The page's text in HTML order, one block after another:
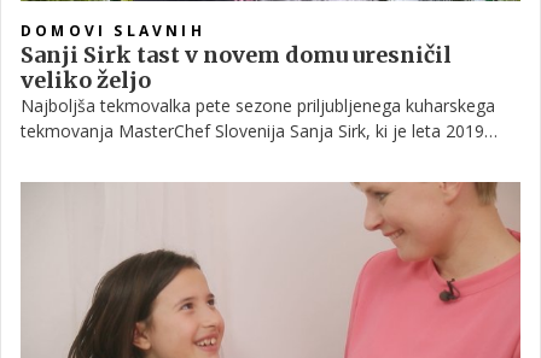
DOMOVI SLAVNIH
Sanji Sirk tast v novem domu uresničil
veliko željo
Najboljša tekmovalka pete sezone priljubljenega kuharskega
tekmovanja MasterChef Slovenija Sanja Sirk, ki je leta 2019
Pred kratkim pa se je tudi preselila v dom, ki sta ga z možem
opremila z ljubeznijo, a vendar se njen najljubši kotiček skriva
zunaj: to je visoka greda, ki jo je zanjo ustvaril njen tast Drago.